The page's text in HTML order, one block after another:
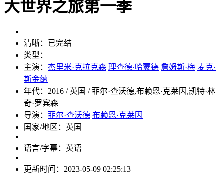
大世界之旅第一季
清晰： 已完结
类型：
主演： 杰里米·克拉克森 理查德·哈蒙德 詹姆斯·梅 麦克·
斯金纳
年代： 2016 / 英国 / 菲尔·查沃德,布赖恩·克莱因,凯特·林
奇·罗宾森
导演： 菲尔·查沃德 布赖恩·克莱因
国家/地区： 英国
语言/字幕： 英语
更新时间： 2023-05-09 02:25:13